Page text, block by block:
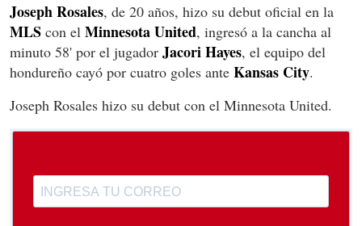
Joseph Rosales, de 20 años, hizo su debut oficial en la
MLS con el Minnesota United, ingresó a la cancha al
minuto 58' por el jugador Jacori Hayes, el equipo del
hondureño cayó por cuatro goles ante Kansas City.
Joseph Rosales hizo su debut con el Minnesota United.